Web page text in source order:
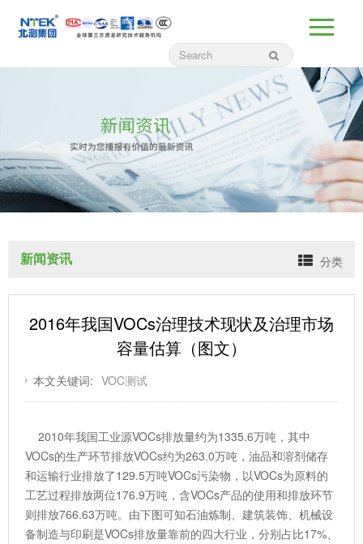
新闻资讯 分类
2016年我国VOCs治理技术现状及治理市场
容量估算（图文）
本文关键词: VOC测试
2010年我国工业源VOCs排放量约为1335.6万吨，其中
VOCs的生产环节排放VOCs约为263.0万吨，油品和溶剂储存
和运输行业排放了129.5万吨VOCs污染物，以VOCs为原料的
工艺过程排放两位176.9万吨，含VOCs产品的使用和排放环节
则排放766.63万吨。由下图可知石油炼制、建筑装饰、机械设
备制造与印刷是VOCs排放量靠前的四大行业，分别占比17%、